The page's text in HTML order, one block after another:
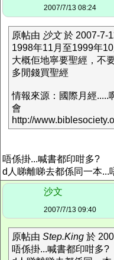
2007/7/13 08:24
原帖由 沙文於 2007-7-
1998年11月至1999年
大概佢地寧要聖經，不
多閒錢買聖經
情報來源：國際月經.....
會
http://
唔係掛...喊書都印咁多?
d人睇離睇去都係同一本...
沙文
2007/7/13 09:40
原帖由 Step.King 於
唔係掛...喊書都印咁多?